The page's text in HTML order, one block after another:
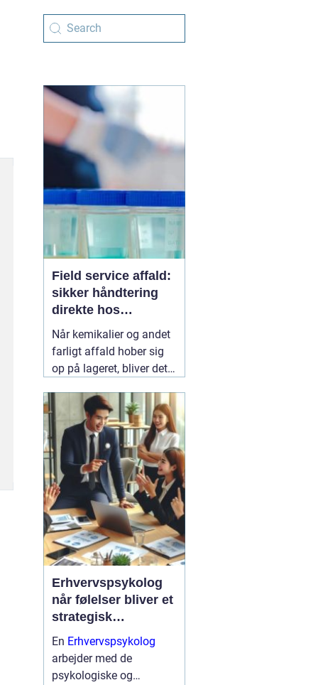
Field service affald:
sikker håndtering
direkte hos
virksomheden
Når kemikalier og andet
farligt affald hober sig
op på lageret, bliver det
sikkerhedsrisiko. Mange
virksomheder,
laboratorier og
uddannelsesinstitutioner
mangler tid, viden eller
udstyr til at håndtere det
korrekt. Her06 august
2026
Erhvervspsykolog
når følelser bliver et
strategisk
ledelsesværktøj
En Erhvervspsykolog
arbejder med de
psykologiske og